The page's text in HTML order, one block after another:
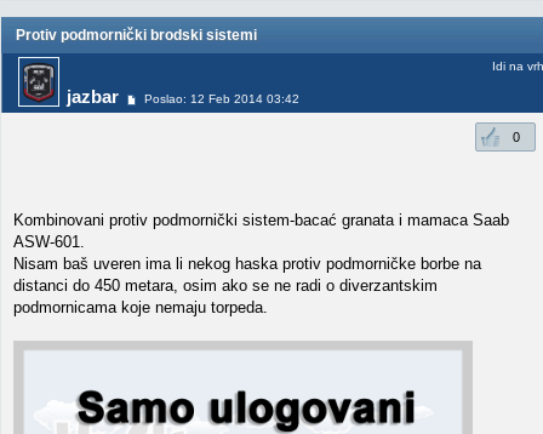
Protiv podmornički brodski sistemi
jazbar Poslao: 12 Feb 2014 03:42
Idi na vrh
0
Kombinovani protiv podmornički sistem-bacać granata i mamaca Saab
ASW-601.
Nisam baš uveren ima li nekog haska protiv podmorničke borbe na
distanci do 450 metara, osim ako se ne radi o diverzantskim
podmornicama koje nemaju torpeda.